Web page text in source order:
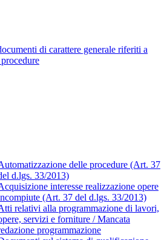
di carattere generale riferiti a
delle procedure (Art. 37
d.lgs. 33/2013)
interesse realizzazione opere
(Art. 37 del d.lgs. 33/2013)
relativi alla programmazione di lavori,
servizi e forniture / Mancata
programmazione